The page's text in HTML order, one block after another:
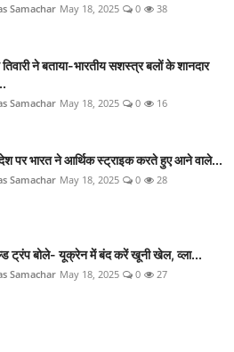
Samachar May 18, 2025 0 38
ने बताया-भारतीय सशस्त्र बलों के शानदार
Samachar May 18, 2025 0 16
पर भारत ने आर्थिक स्ट्राइक करते हुए आने वाले...
Samachar May 18, 2025 0 28
ट्रंप बोले- यूक्रेन में बंद करें खूनी खेल, व्ला...
Samachar May 18, 2025 0 27